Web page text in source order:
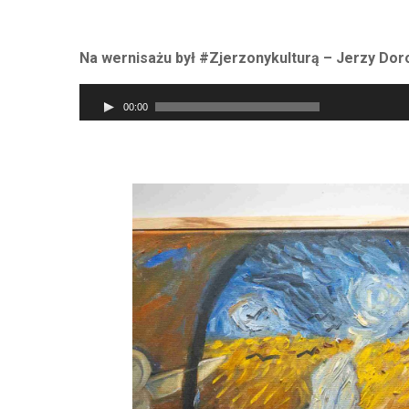
Na wernisażu był #Zjerzonykulturą – Jerzy
plików
00:00